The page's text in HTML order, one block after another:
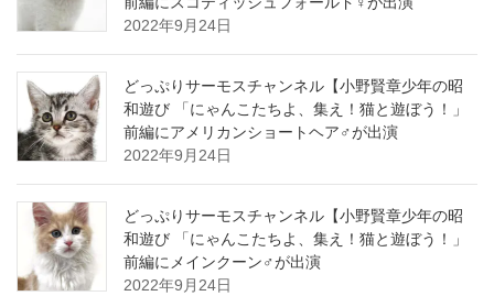
2022年9月24日
どっぷりサーモスチャンネル【小野賢章少年の昭
和遊び 「にゃんこたちよ、集え！猫と遊ぼう！」
前編にアメリカンショートヘア♂が出演
2022年9月24日
どっぷりサーモスチャンネル【小野賢章少年の昭
和遊び 「にゃんこたちよ、集え！猫と遊ぼう！」
前編にメインクーン♂が出演
2022年9月24日